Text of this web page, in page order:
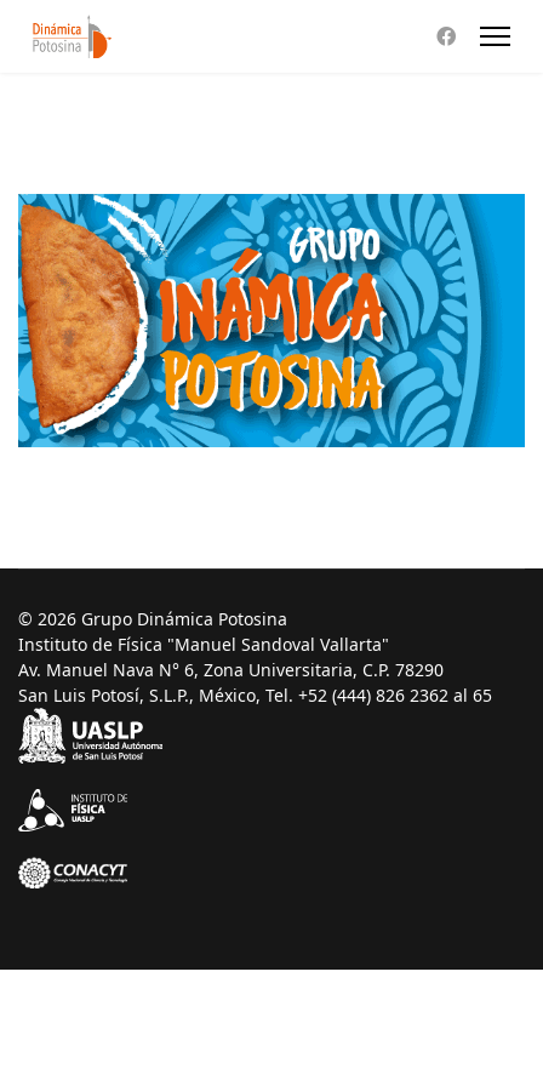
© 2026 Grupo Dinámica Potosina
Instituto de Física "Manuel Sandoval Vallarta"
Av. Manuel Nava N° 6, Zona Universitaria, C.P. 78290
San Luis Potosí, S.L.P., México, Tel. +52 (444) 826 2362 al 65